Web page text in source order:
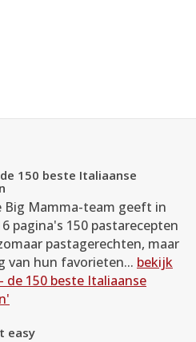
150 beste Italiaanse
Big Mamma-team geeft in
pagina's 150 pastarecepten
pastagerechten, maar
van hun favorieten... bekijk
de 150 beste Italiaanse
easy